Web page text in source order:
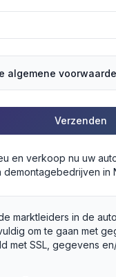
algemene
Verzenden
en verkoop nu uw
in
marktleiders in de
om te gaan met
met SSL, gegevens